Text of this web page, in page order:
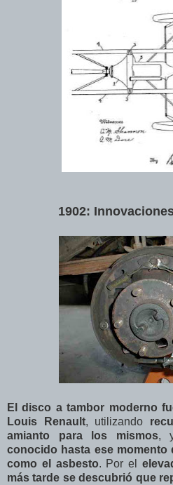
1902:
El disco a tambor moderno
Louis Renault, utilizando
amianto para los mismos,
conocido hasta ese momento
como el asbesto. Por el
más tarde se descubrió que